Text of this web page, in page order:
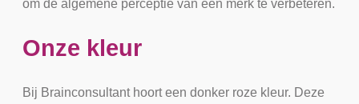
om de algemene perceptie van een merk te verbeteren.
Onze kleur
Bij Brainconsultant hoort een donker roze kleur. Deze